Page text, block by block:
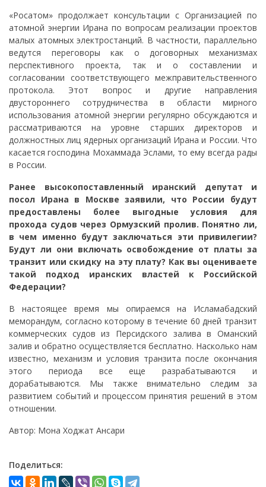
«Росатом» продолжает консультации с Организацией по
атомной энергии Ирана по вопросам реализации проектов
малых атомных электростанций. В частности, параллельно
ведутся переговоры как о договорных механизмах
перспективного проекта, так и о составлении и
согласовании соответствующего межправительственного
протокола. Этот вопрос и другие направления
двустороннего сотрудничества в области мирного
использования атомной энергии регулярно обсуждаются и
рассматриваются на уровне старших директоров и
должностных лиц ядерных организаций Ирана и России. Что
касается господина Мохаммада Эслами, то ему всегда рады
в России.
Ранее высокопоставленный иранский депутат и
посол Ирана в Москве заявили, что России будут
предоставлены более выгодные условия для
прохода судов через Ормузский пролив. Понятно ли,
в чем именно будут заключаться эти привилегии?
Будут ли они включать освобождение от платы за
транзит или скидку на эту плату? Как вы оцениваете
такой подход иранских властей к Российской
Федерации?
В настоящее время мы опираемся на Исламабадский
меморандум, согласно которому в течение 60 дней транзит
коммерческих судов из Персидского залива в Оманский
залив и обратно осуществляется бесплатно. Насколько нам
известно, механизм и условия транзита после окончания
этого периода все еще разрабатываются и
дорабатываются. Мы также внимательно следим за
развитием событий и процессом принятия решений в этом
отношении.
Автор: Мона Ходжат Ансари
Поделиться: